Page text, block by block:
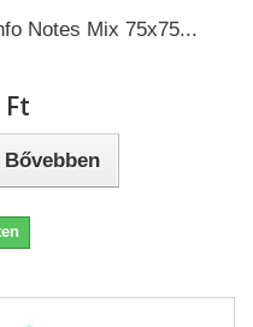
Notes Mix 75x75...
Ft‎
Bővebben